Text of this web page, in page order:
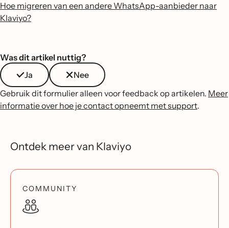
Hoe migreren van een andere WhatsApp-aanbieder naar
Klaviyo?
Was dit artikel nuttig?
Ja
Nee
Gebruik dit formulier alleen voor feedback op artikelen. Meer
informatie over hoe je contact opneemt met support.
Ontdek meer van Klaviyo
COMMUNITY